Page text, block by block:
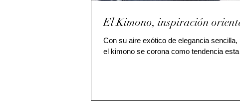
El Kimono, inspiración
Con su aire exótico de elegancia sencilla,
el kimono se corona como tendencia